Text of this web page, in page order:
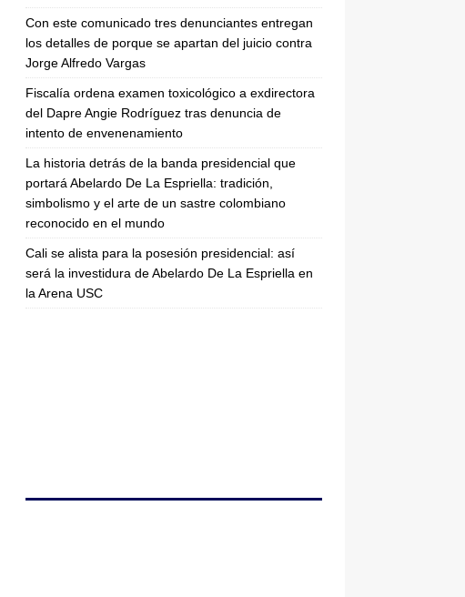
Con este comunicado tres denunciantes entregan
los detalles de porque se apartan del juicio contra
Jorge Alfredo Vargas
Fiscalía ordena examen toxicológico a exdirectora
del Dapre Angie Rodríguez tras denuncia de
intento de envenenamiento
La historia detrás de la banda presidencial que
portará Abelardo De La Espriella: tradición,
simbolismo y el arte de un sastre colombiano
reconocido en el mundo
Cali se alista para la posesión presidencial: así
será la investidura de Abelardo De La Espriella en
la Arena USC